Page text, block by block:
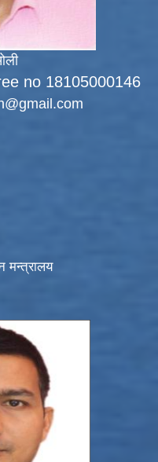
no 18105000146
मन्त्रालय